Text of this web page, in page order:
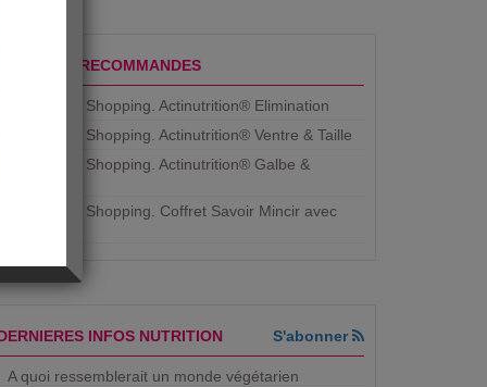
PRODUITS RECOMMANDES
Aujourdhui Shopping. Actinutrition® Elimination
Aujourdhui Shopping. Actinutrition® Ventre & Taille
Aujourdhui Shopping. Actinutrition® Galbe &
Aujourdhui Shopping. ​Coffret Savoir Mincir avec
INFOS NUTRITION S'abonner
A quoi ressemblerait un monde végétarien